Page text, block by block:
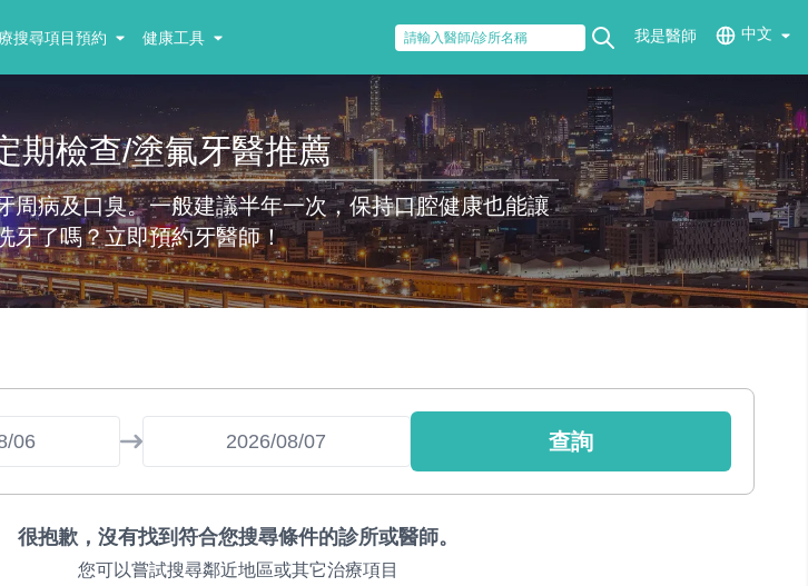
搜尋項目預約 健康工具 我是醫師 中文
期檢查/塗氟牙醫推薦
周病及口臭。一般建議半年一次，保持口腔健康也能讓
牙了嗎？立即預約牙醫師！
查詢
很抱歉，沒有找到符合您搜尋條件的診所或醫師。
您可以嘗試搜尋鄰近地區或其它治療項目